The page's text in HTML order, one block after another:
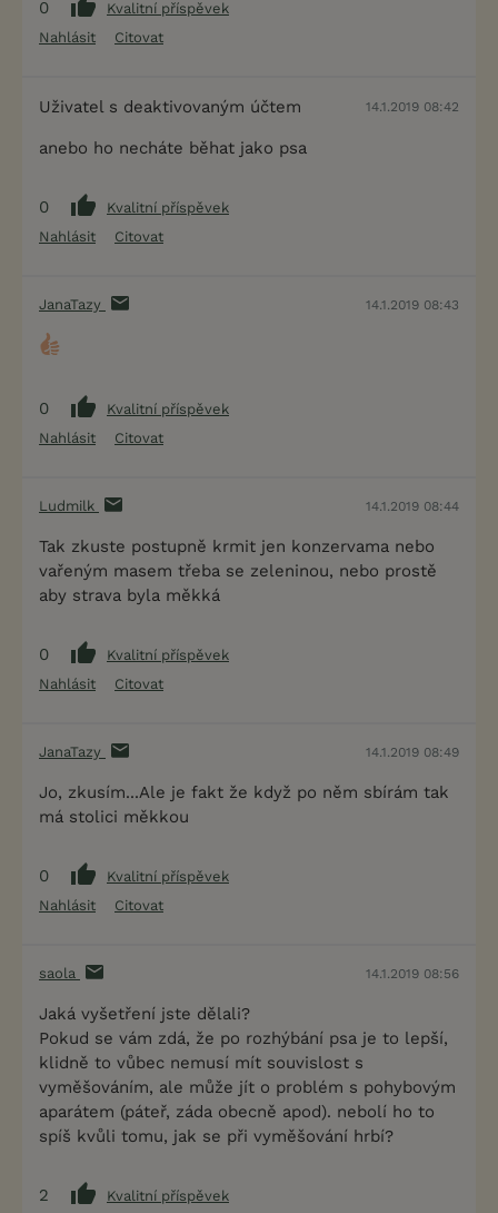
0
Kvalitní příspěvek
Nahlásit
Citovat
Uživatel s deaktivovaným účtem 14.1.2019 08:42
anebo ho necháte běhat jako psa
0
Kvalitní příspěvek
Nahlásit
Citovat
JanaTazy 14.1.2019 08:43
0
Kvalitní příspěvek
Nahlásit
Citovat
Ludmilk 14.1.2019 08:44
Tak zkuste postupně krmit jen konzervama nebo
vařeným masem třeba se zeleninou, nebo prostě
aby strava byla měkká
0
Kvalitní příspěvek
Nahlásit
Citovat
JanaTazy 14.1.2019 08:49
Jo, zkusím...Ale je fakt že když po něm sbírám tak
má stolici měkkou
0
Kvalitní příspěvek
Nahlásit
Citovat
saola 14.1.2019 08:56
Jaká vyšetření jste dělali?
Pokud se vám zdá, že po rozhýbání psa je to lepší,
klidně to vůbec nemusí mít souvislost s
vyměšováním, ale může jít o problém s pohybovým
aparátem (páteř, záda obecně apod). nebolí ho to
spíš kvůli tomu, jak se při vyměšování hrbí?
2
Kvalitní příspěvek